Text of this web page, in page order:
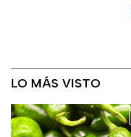
LO MÁS VISTO